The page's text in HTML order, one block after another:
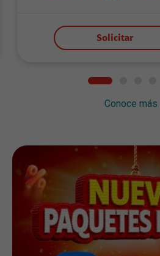
Solicitar
Conoce más